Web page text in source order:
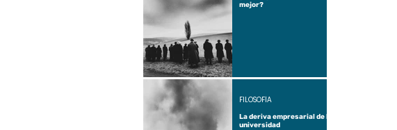
mejor?
La deriva empresarial de la
universidad
FILOSOFÍA